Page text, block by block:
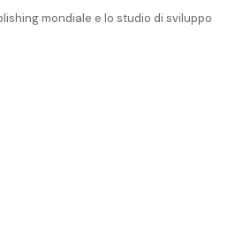
mondiale e lo studio di sviluppo